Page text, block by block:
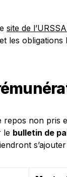
site de
les
non pris
le bulletin de